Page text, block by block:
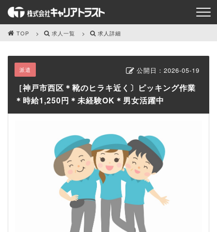
TOP 求人一覧 求人詳細
公開日：2026-05-19
派遣
［神戸市西区＊靴のヒラキ近く〕ピッキング作業
＊時給1,250円＊未経験OK＊男女活躍中